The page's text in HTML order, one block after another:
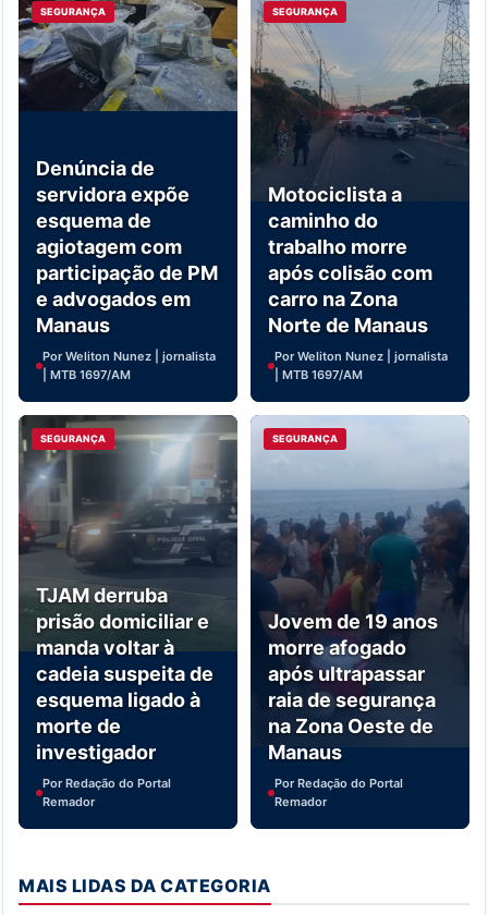
SEGURANÇA
Denúncia de
servidora expõe
esquema de
agiotagem com
participação de PM
e advogados em
Manaus
Por Weliton Nunez | jornalista
| MTB 1697/AM
SEGURANÇA
Motociclista a
caminho do
trabalho morre
após colisão com
carro na Zona
Norte de Manaus
Por Weliton Nunez | jornalista
| MTB 1697/AM
SEGURANÇA
TJAM derruba
prisão domiciliar e
manda voltar à
cadeia suspeita de
esquema ligado à
morte de
investigador
Por Redação do Portal
Remador
SEGURANÇA
Jovem de 19 anos
morre afogado
após ultrapassar
raia de segurança
na Zona Oeste de
Manaus
Por Redação do Portal
Remador
MAIS LIDAS DA CATEGORIA